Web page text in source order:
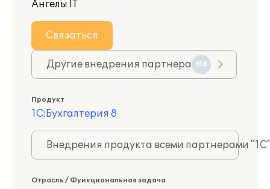
Ангелы IT
Связаться
Другие внедрения партнера 518
Продукт
1С:Бухгалтерия 8
Внедрения продукта всеми партнерами
Отрасль / Функциональная задача